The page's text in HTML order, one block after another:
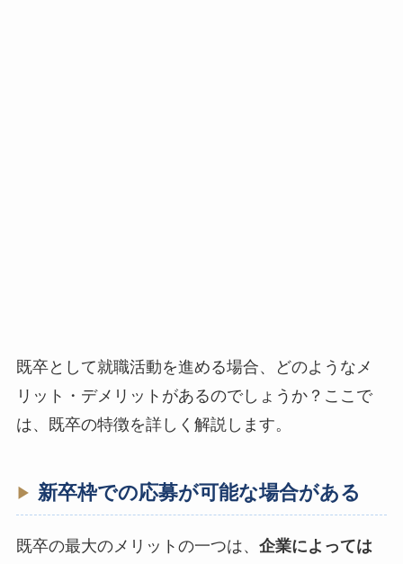
既卒として就職活動を進める場合、どのようなメ
リット・デメリットがあるのでしょうか？ここで
は、既卒の特徴を詳しく解説します。
新卒枠での応募が可能な場合がある
既卒の最大のメリットの一つは、 企業によっては